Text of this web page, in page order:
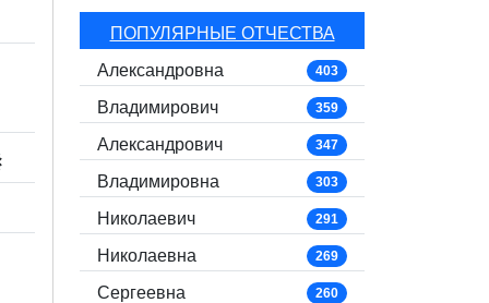
ПОПУЛЯРНЫЕ ОТЧЕСТВА
Александровна
403
Владимирович 359
Александрович 347
Владимировна 303
Николаевич 291
Николаевна 269
Сергеевна 260